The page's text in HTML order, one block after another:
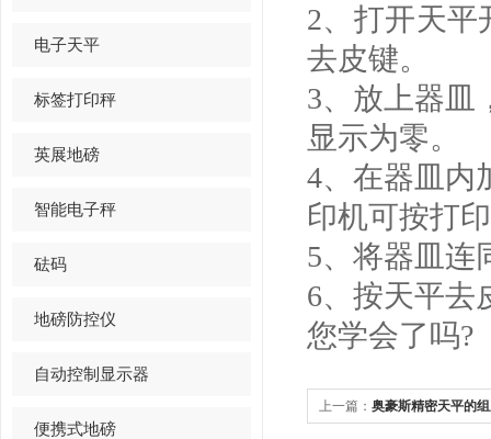
电子天平
标签打印秤
英展地磅
智能电子秤
砝码
地磅防控仪
自动控制显示器
便携式地磅
2、打开天平
去皮键。
3、放上器皿
显示为零。
4、在器皿内
印机可按打
5、将器皿连
6、按天平去
您学会了吗?
上一篇： 奥豪斯精密天平的